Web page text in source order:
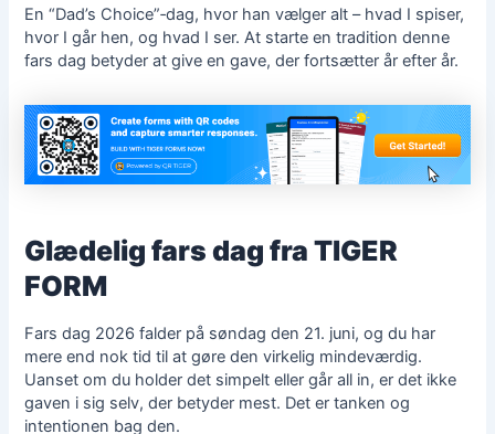
En “Dad’s Choice”‑dag, hvor han vælger alt – hvad I spiser,
hvor I går hen, og hvad I ser. At starte en tradition denne
fars dag betyder at give en gave, der fortsætter år efter år.
Glædelig fars dag fra TIGER
FORM
Fars dag 2026 falder på søndag den 21. juni, og du har
mere end nok tid til at gøre den virkelig mindeværdig.
Uanset om du holder det simpelt eller går all in, er det ikke
gaven i sig selv, der betyder mest. Det er tanken og
intentionen bag den.